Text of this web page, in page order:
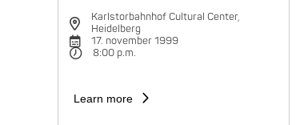
Karlstorbahnhof Cultural Center,
Heidelberg
17. november 1999
8:00 p.m.
Learn more